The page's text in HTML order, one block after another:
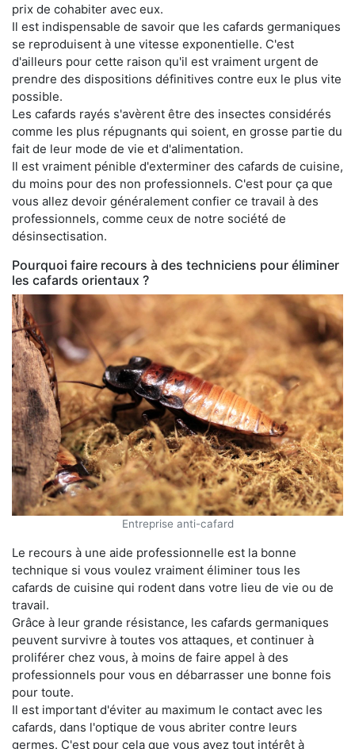
prix de cohabiter avec eux.
Il est indispensable de savoir que les cafards germaniques
se reproduisent à une vitesse exponentielle. C'est
d'ailleurs pour cette raison qu'il est vraiment urgent de
prendre des dispositions définitives contre eux le plus vite
possible.
Les cafards rayés s'avèrent être des insectes considérés
comme les plus répugnants qui soient, en grosse partie du
fait de leur mode de vie et d'alimentation.
Il est vraiment pénible d'exterminer des cafards de cuisine,
du moins pour des non professionnels. C'est pour ça que
vous allez devoir généralement confier ce travail à des
professionnels, comme ceux de notre société de
désinsectisation.
Pourquoi faire recours à des techniciens pour éliminer
les cafards orientaux ?
Entreprise anti-cafard
Le recours à une aide professionnelle est la bonne
technique si vous voulez vraiment éliminer tous les
cafards de cuisine qui rodent dans votre lieu de vie ou de
travail.
Grâce à leur grande résistance, les cafards germaniques
peuvent survivre à toutes vos attaques, et continuer à
proliférer chez vous, à moins de faire appel à des
professionnels pour vous en débarrasser une bonne fois
pour toute.
Il est important d'éviter au maximum le contact avec les
cafards, dans l'optique de vous abriter contre leurs
germes. C'est pour cela que vous avez tout intérêt à